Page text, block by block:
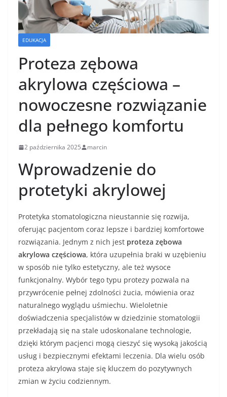
EDUKACJA
Proteza zębowa
akrylowa częściowa –
nowoczesne rozwiązanie
dla pełnego komfortu
2 października 2025 marcin
Wprowadzenie do
protetyki akrylowej
Protetyka stomatologiczna nieustannie się rozwija,
oferując pacjentom coraz lepsze i bardziej komfortowe
rozwiązania. Jednym z nich jest proteza zębowa
akrylowa częściowa, która uzupełnia braki w uzębieniu
w sposób nie tylko estetyczny, ale też wysoce
funkcjonalny. Wybór tego typu protezy pozwala na
przywrócenie pełnej zdolności żucia, mówienia oraz
naturalnego wyglądu uśmiechu. Wieloletnie
doświadczenia specjalistów w dziedzinie stomatologii
przekładają się na stale udoskonalane technologie,
dzięki którym pacjenci mogą cieszyć się wysoką jakością
usług i bezpiecznymi efektami leczenia. Dla wielu osób
proteza akrylowa staje się kluczem do pozytywnych
zmian w życiu codziennym.